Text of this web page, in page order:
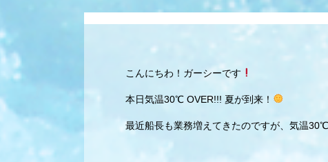
こんにちわ！ガーシーです
本日気温30℃ OVER!!! 夏が到来！
最近船長も業務増えてきたのですが、気温